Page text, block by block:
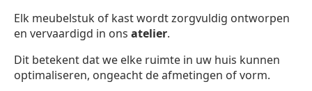
Elk meubelstuk of kast wordt zorgvuldig ontworpen
en vervaardigd in ons atelier.
Dit betekent dat we elke ruimte in uw huis kunnen
optimaliseren, ongeacht de afmetingen of vorm.